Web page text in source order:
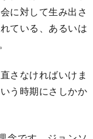
に対して生み出さ
ている、あるいは
さなければいけま
う時期にさしかか